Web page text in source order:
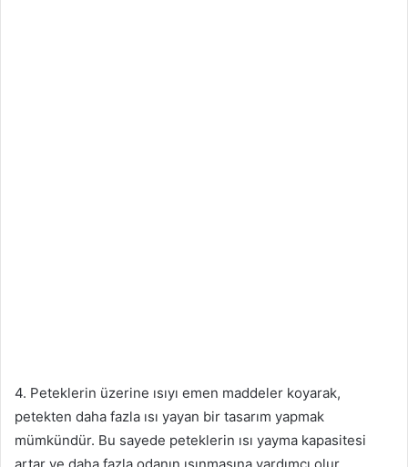
4. Peteklerin üzerine ısıyı emen maddeler koyarak,
petekten daha fazla ısı yayan bir tasarım yapmak
mümkündür. Bu sayede peteklerin ısı yayma kapasitesi